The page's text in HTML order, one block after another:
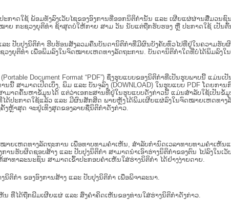
ດໃຊ້ ພ້ອມທັງລົງເວັບໄຊຂອງອົງການທີ່ອອກນິຕິກໍານັ້ນ ແລະ ເຜີຍແຜ່ຜ່ານສື່ມວນຊົນ
ກະຊວງຍຸຕິທໍາ ຊ້າສຸດບໍ່ໃຫ້ກາຍ ສາມ ວັນ ນັບແຕ່ຖືກຮັບຮອງ ຫຼື ປະກາດໃຊ້ ເປັນຕົ້
ປັບ​ປຸງນິ​ຕິ​ກຳ ຮີບຮ້ອນສັງລວມຄືນບັນດານິຕິກໍາທີ່ມີຜົນບັງຄັບທົ່ວໄປທີ່ຢູ່ໃນຄວາມຮັບ
ຍຸຕິທໍາ ເພື່ອພິມລົງໃນຈົດໝາຍເຫດທາງລັດຖະການ. ບັນ​ດາ​ນິ​ຕິ​ກຳ​ໃດ​ທີ່ບໍ່​ໄດ້​ພິມ​ລົງ​ໃ
Document Format “PDF”) ຊຶ່ງຮູບແບບຂອງນິຕິກໍາທີ່ເປັນຮູບພາບນີ້ ແມ່ນເ
ສາມາດເປີດເບິ່ງ, ພິມ ແລະ ບັນຈຸລົງ (DOWNLOAD) ໃນຮູບແບບ PDF ໂດຍການ
ມາດຄົ້ນຫາຂໍ້ມູນໄດ້ ແຕ່ວ່າເອກະສານທີ່ຢູ່ໃນຮູບແບບດັ່ງກ່າວນີ້ ແມ່ນສຳລັບໃຊ້ເປັນຂໍ້ມູ
ປະກາດໃຊ້ແລ້ວ ແລະ ມີຜົນສັກສິດ ພາຍຫຼັງໄດ້ພິມເຜີຍແຜ່ລົງໃນຈົດໝາຍເຫດທາງ
ຫຼ້າສຸດ ຈະຢູ່ເທິງສຸດຂອງລາຍຊື່ນິຕິກໍາດັ່ງກ່າວ.
ຍເຫດທາງລັດຖະການ ເພື່ອທາບທາມຄຳເຫັນ, ສໍາລັບກໍານົດເວລາທາບທາມຄໍາເຫັ
ບຜິດຊອບສ້າງ ແລະ ປັບປຸງນິຕິກໍາ ສາມາດນຳເອົາຮ່າງນິຕິກຳຂອງຕົນ ໄປລົງໃນ​ເວັບ​
າລະນະຊົນ ສາມາດເຂົ້າປະກອບຄໍາເຫັນໃສ່ຮ່າງນິຕິກຳ ໄດ້ຢ່າງງ່າຍດາຍ.
ກຳ ຂອງອົງການສ້າງ ແລະ ປັບປຸງນິຕິກຳ ເພື່ອພິຈາລະນາ.
ນ ທີ່ໄດ້ຖືກພີມເຜີຍແຜ່ ແລະ ສົ່ງຄຳຄິດເຫັນຂອງທ່ານໃສ່ຮ່າງນິຕິກຳດັ່ງກ່າວ.